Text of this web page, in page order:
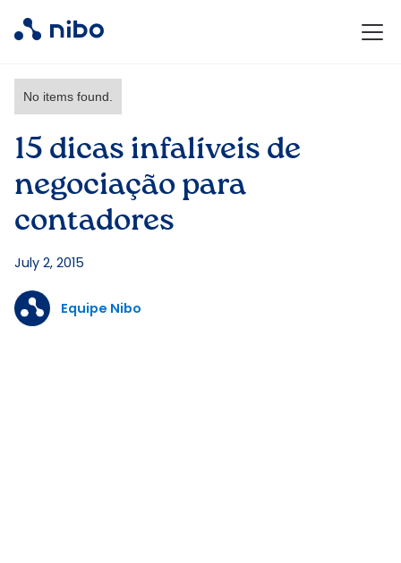
No items found.
15 dicas infalíveis de
negociação para
contadores
July 2, 2015
Equipe Nibo